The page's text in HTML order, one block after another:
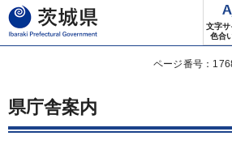
茨城県
文字サ
色合
ページ番号：
県庁舎案内